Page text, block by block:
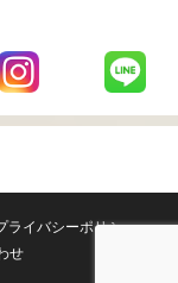
LaniLani
ライバシーポリシー
せ